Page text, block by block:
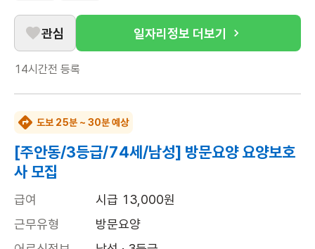
관심 일자리정보 더보기
14시간전 등록
도보 25분 ~ 30분 예상
[주안동/3등급/74세/남성] 방문요양 요양보호
사 모집
급여
시급 13,000원
근무유형
방문요양